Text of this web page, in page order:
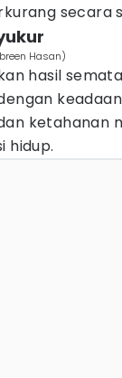
secara
Hasan)
hasil
ketahanan
hidup.